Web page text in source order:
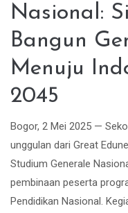
Nasional:
Bangun
Menuju
2045
Bogor, 2 Mei 2025 —
unggulan dari Great
Studium Generale
pembinaan peserta
Pendidikan Nasional.